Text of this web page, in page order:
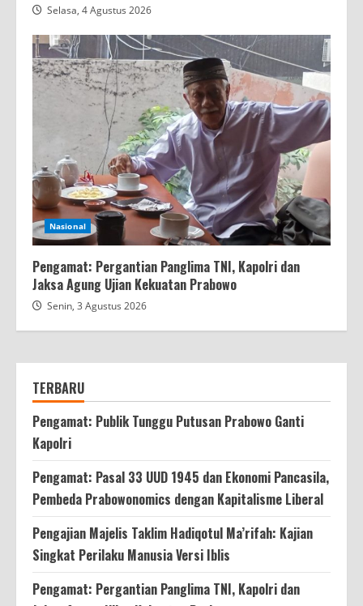
Selasa, 4 Agustus 2026
Nasional
Pengamat: Pergantian Panglima TNI, Kapolri dan
Jaksa Agung Ujian Kekuatan Prabowo
Senin, 3 Agustus 2026
TERBARU
Pengamat: Publik Tunggu Putusan Prabowo Ganti
Kapolri
Pengamat: Pasal 33 UUD 1945 dan Ekonomi Pancasila,
Pembeda Prabowonomics dengan Kapitalisme Liberal
Pengajian Majelis Taklim Hadiqotul Ma’rifah: Kajian
Singkat Perilaku Manusia Versi Iblis
Pengamat: Pergantian Panglima TNI, Kapolri dan